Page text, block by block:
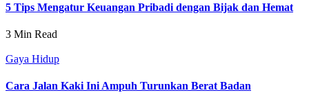
5 Tips Mengatur Keuangan Pribadi dengan Bijak dan Hemat
3 Min Read
Gaya Hidup
Cara Jalan Kaki Ini Ampuh Turunkan Berat Badan